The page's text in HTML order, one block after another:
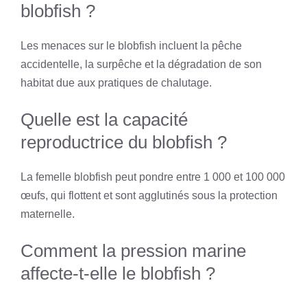
blobfish ?
Les menaces sur le blobfish incluent la pêche
accidentelle, la surpêche et la dégradation de son
habitat due aux pratiques de chalutage.
Quelle est la capacité
reproductrice du blobfish ?
La femelle blobfish peut pondre entre 1 000 et 100 000
œufs, qui flottent et sont agglutinés sous la protection
maternelle.
Comment la pression marine
affecte-t-elle le blobfish ?